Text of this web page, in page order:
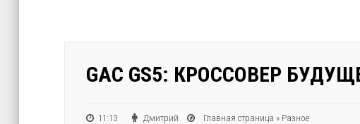
GAC GS5: КРОССОВЕР
11:13 Дмитрий Главная страница » Разное